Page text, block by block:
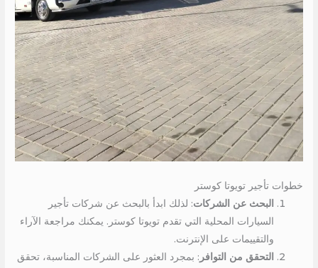
خطوات تأجير تويوتا كوستر
البحث عن الشركات: لذلك ابدأ بالبحث عن شركات تأجير
السيارات المحلية التي تقدم تويوتا كوستر. يمكنك مراجعة الآراء
والتقييمات على الإنترنت.
التحقق من التوافر : بمجرد العثور على الشركات المناسبة، تحقق